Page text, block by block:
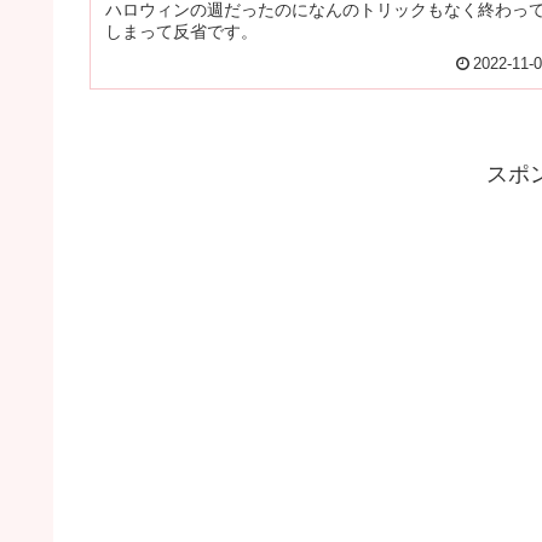
ハロウィンの週だったのになんのトリックもなく終わっ
しまって反省です。
2022-11-
スポ